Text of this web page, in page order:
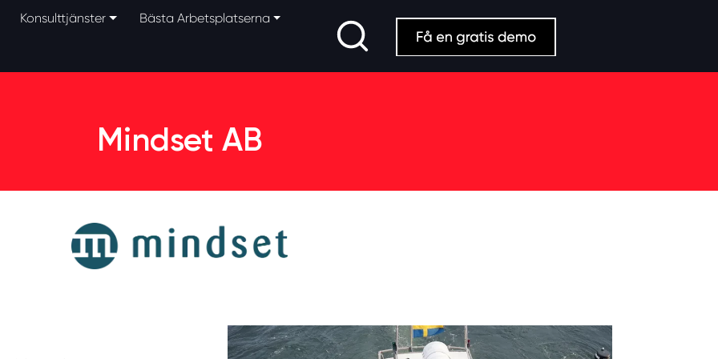
Konsulttjänster Bästa Arbetsplatserna
Search
Mindset AB